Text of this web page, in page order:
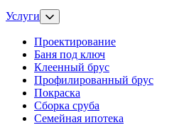
Услуги
Проектирование
Баня под ключ
Клеенный брус
Профилированный брус
Покраска
Сборка сруба
Семейная ипотека